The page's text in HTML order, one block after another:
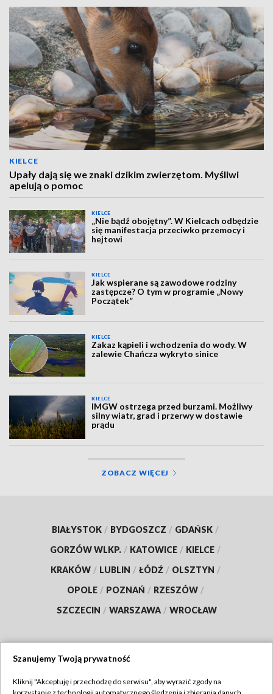
KIELCE
Upały dają się we znaki dzikim zwierzętom. Myśliwi
apelują o pomoc
KIELCE
„Nie bądź obojętny”. W Kielcach odbędzie
się manifestacja przeciwko przemocy i
hejtowi
KIELCE
Jak wspierane są zawodowe rodziny
zastępcze? O tym w programie „Nowy
Początek”
KIELCE
Zakaz kąpieli i wchodzenia do wody. W
zalewie Chańcza wykryto sinice
KIELCE
IMGW ostrzega przed burzami. Możliwy
silny wiatr, grad i przerwy w dostawie
prądu
ZOBACZ WIĘCEJ
BIAŁYSTOK / BYDGOSZCZ / GDAŃSK /
GORZÓW WLKP. / KATOWICE / KIELCE /
KRAKÓW / LUBLIN / ŁÓDŹ / OLSZTYN /
OPOLE / POZNAŃ / RZESZÓW /
SZCZECIN / WARSZAWA / WROCŁAW
Szanujemy Twoją prywatność
Kliknij "Akceptuję i przechodzę do serwisu", aby wyrazić zgody na